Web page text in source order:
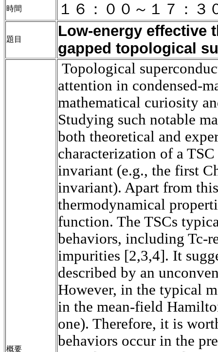
時間 １６：００～１７：３
題目
Low-energy effective
gapped topological
概要
Topological
attention in condensed-
mathematical curiosity
Studying such notable
both theoretical and
characterization of a
invariant (e.g., the first
invariant). Apart from
thermodynamical
function. The TSCs
behaviors, including Tc-
impurities [2,3,4]. It
described by an
However, in the typical
in the mean-field
one). Therefore, it is
behaviors occur in the